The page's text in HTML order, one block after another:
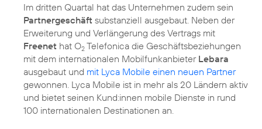
Im dritten Quartal hat das Unternehmen zudem sein
Partnergeschäft substanziell ausgebaut. Neben der
Erweiterung und Verlängerung des Vertrags mit
Freenet hat O2 Telefonica die Geschäftsbeziehungen
mit dem internationalen Mobilfunkanbieter Lebara
ausgebaut und mit Lyca Mobile einen neuen Partner
gewonnen. Lyca Mobile ist in mehr als 20 Ländern aktiv
und bietet seinen Kund:innen mobile Dienste in rund
100 internationalen Destinationen an.